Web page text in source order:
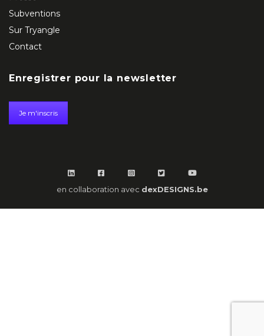
Subventions
Sur Tryangle
Contact
Enregistrer pour la newsletter
Je m'inscris
en collaboration avec dexDESIGNS.be